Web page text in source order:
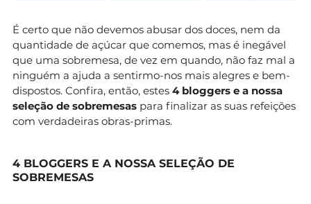
É certo que não devemos abusar dos doces, nem da
quantidade de açúcar que comemos, mas é inegável
que uma sobremesa, de vez em quando, não faz mal a
ninguém a ajuda a sentirmo-nos mais alegres e bem-
dispostos. Confira, então, estes 4 bloggers e a nossa
seleção de sobremesas para finalizar as suas refeições
com verdadeiras obras-primas.
4 BLOGGERS E A NOSSA SELEÇÃO DE
SOBREMESAS